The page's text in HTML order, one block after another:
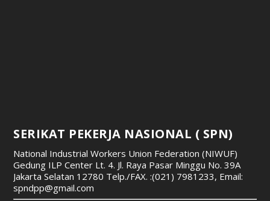
SERIKAT PEKERJA NASIONAL ( SPN)
National Industrial Workers Union Federation (NIWUF)
Gedung ILP Center Lt. 4. Jl. Raya Pasar Minggu No. 39A
Jakarta Selatan 12780 Telp./FAX. :(021) 7981233, Email:
spndpp@gmail.com